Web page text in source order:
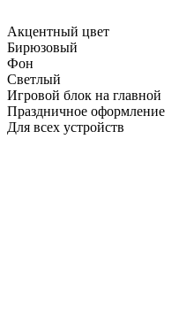
Акцентный цвет
Бирюзовый
Фон
Светлый
Игровой блок на главной
Праздничное оформление
Для всех устройств